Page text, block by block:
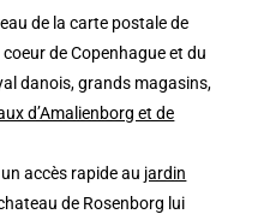
de la carte postale de
coeur de Copenhague et du
danois, grands magasins,
d’Amalienborg et de
accès rapide au jardin
de Rosenborg lui